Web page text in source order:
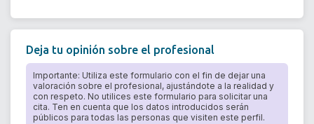
Deja tu opinión sobre el profesional
Importante: Utiliza este formulario con el fin de dejar una
valoración sobre el profesional, ajustándote a la realidad y
con respeto. No utilices este formulario para solicitar una
cita. Ten en cuenta que los datos introducidos serán
públicos para todas las personas que visiten este perfil.